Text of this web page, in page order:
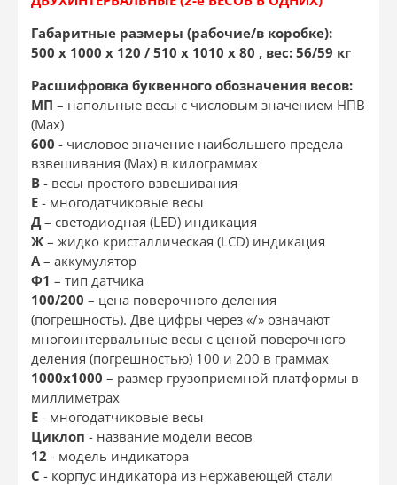
Габаритные размеры (рабочие/в коробке):
500 х 1000 х 120 / 510 х 1010 х 80 , вес: 56/59 кг
Расшифровка буквенного обозначения весов:
МП – напольные весы с числовым значением НПВ
(Max)
600 - числовое значение наибольшего предела
взвешивания (Max) в килограммах
В - весы простого взвешивания
Е - многодатчиковые весы
Д– светодиодная (LED) индикация
Ж – жидко кристаллическая (LCD) индикация
А – аккумулятор
Ф1 – тип датчика
100/200 – цена поверочного деления
(погрешность). Две цифры через «/» означают
многоинтервальные весы с ценой поверочного
деления (погрешностью) 100 и 200 в граммах
1000х1000 – размер грузоприемной платформы в
миллиметрах
Е - многодатчиковые весы
Циклоп - название модели весов
12 - модель индикатора
C - корпус индикатора из нержавеющей стали